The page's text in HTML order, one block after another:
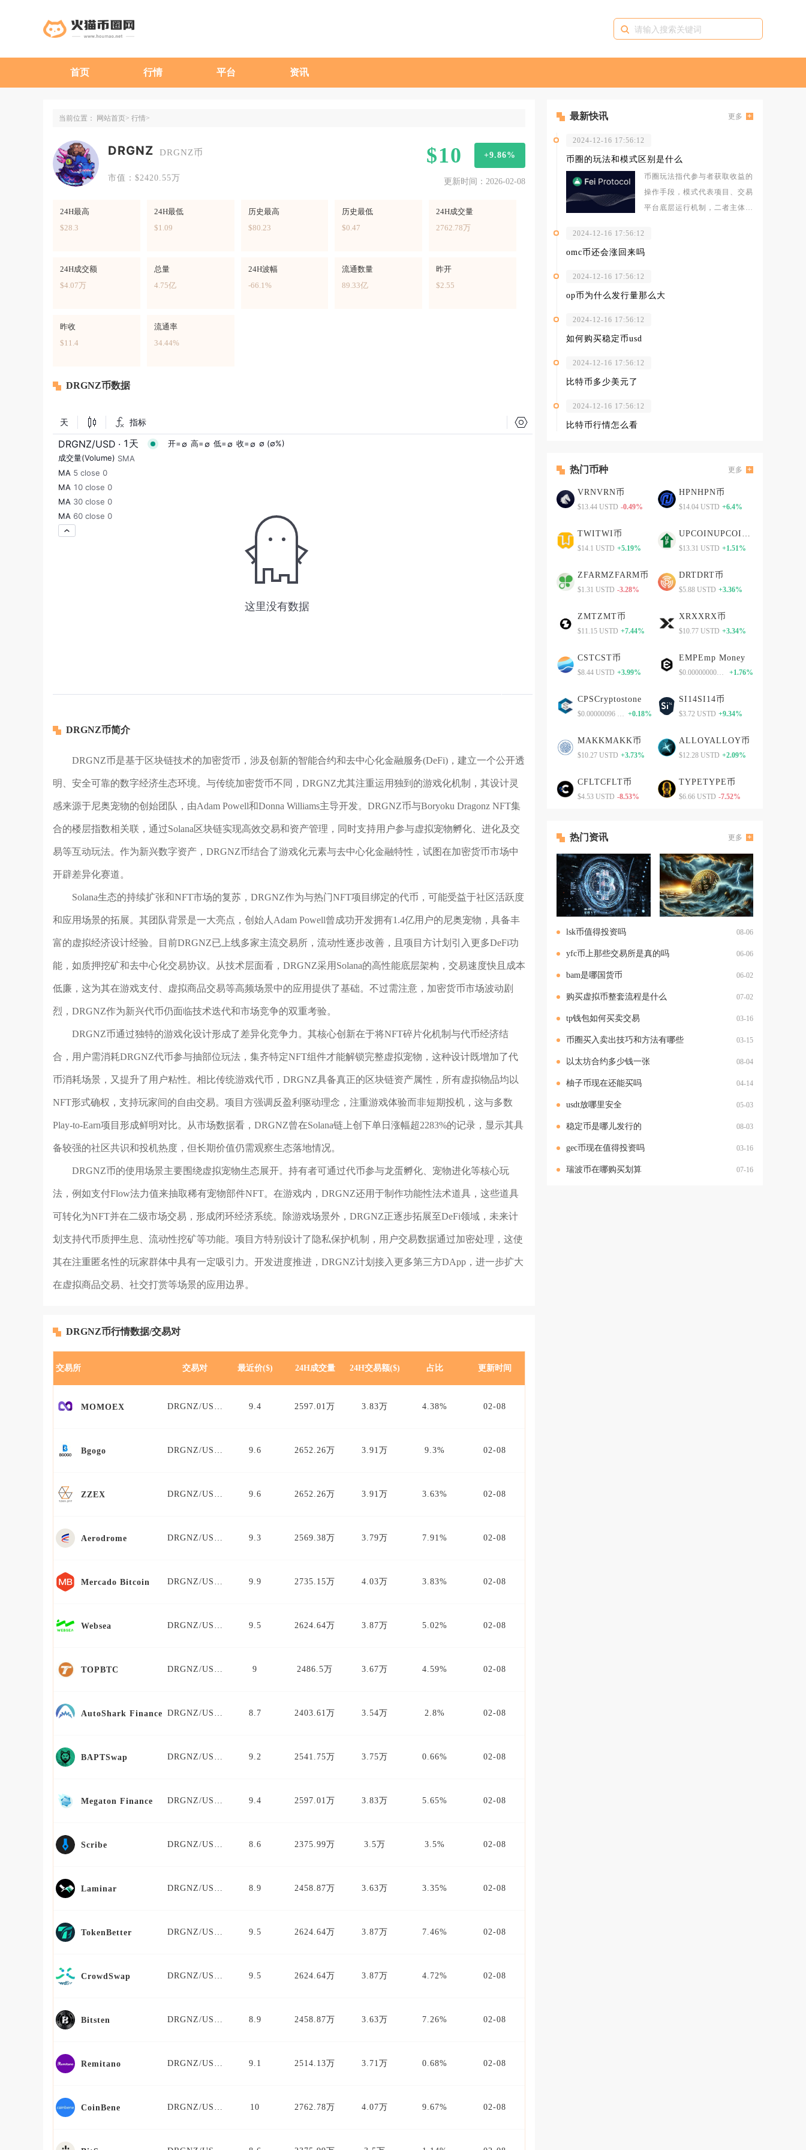
首页 行情 平台 资讯
当前位置： 网站首页 行情
DRGNZ DRGNZ币
市值：$2420.55万
$10 +9.86%
更新时间：2026-02-08
24H最高
$28.3
24H最低
$1.09
历史最高
$80.23
历史最低
$0.47
24H成交量
2762.78万
24H成交额
$4.07万
总量
4.75亿
24H波幅
-66.1%
流通数量
89.33亿
昨开
$2.55
昨收
$11.4
流通率
34.44%
DRGNZ币数据
DRGNZ币简介
DRGNZ币是基于区块链技术的加密货币，涉及创新的智能合约和去中心化金融服务(DeFi)，建立一个公开透
明、安全可靠的数字经济生态环境。与传统加密货币不同，DRGNZ尤其注重运用独到的游戏化机制，其设计灵
感来源于尼奥宠物的创始团队，由Adam Powell和Donna Williams主导开发。DRGNZ币与Boryoku Dragonz NFT集
合的楼层指数相关联，通过Solana区块链实现高效交易和资产管理，同时支持用户参与虚拟宠物孵化、进化及交
易等互动玩法。作为新兴数字资产，DRGNZ币结合了游戏化元素与去中心化金融特性，试图在加密货币市场中
开辟差异化赛道。
Solana生态的持续扩张和NFT市场的复苏，DRGNZ作为与热门NFT项目绑定的代币，可能受益于社区活跃度
和应用场景的拓展。其团队背景是一大亮点，创始人Adam Powell曾成功开发拥有1.4亿用户的尼奥宠物，具备丰
富的虚拟经济设计经验。目前DRGNZ已上线多家主流交易所，流动性逐步改善，且项目方计划引入更多DeFi功
能，如质押挖矿和去中心化交易协议。从技术层面看，DRGNZ采用Solana的高性能底层架构，交易速度快且成本
低廉，这为其在游戏支付、虚拟商品交易等高频场景中的应用提供了基础。不过需注意，加密货币市场波动剧
烈，DRGNZ作为新兴代币仍面临技术迭代和市场竞争的双重考验。
DRGNZ币通过独特的游戏化设计形成了差异化竞争力。其核心创新在于将NFT碎片化机制与代币经济结
合，用户需消耗DRGNZ代币参与抽部位玩法，集齐特定NFT组件才能解锁完整虚拟宠物，这种设计既增加了代
币消耗场景，又提升了用户粘性。相比传统游戏代币，DRGNZ具备真正的区块链资产属性，所有虚拟物品均以
NFT形式确权，支持玩家间的自由交易。项目方强调反盈利驱动理念，注重游戏体验而非短期投机，这与多数
Play-to-Earn项目形成鲜明对比。从市场数据看，DRGNZ曾在Solana链上创下单日涨幅超2283%的记录，显示其具
备较强的社区共识和投机热度，但长期价值仍需观察生态落地情况。
DRGNZ币的使用场景主要围绕虚拟宠物生态展开。持有者可通过代币参与龙蛋孵化、宠物进化等核心玩
法，例如支付Flow法力值来抽取稀有宠物部件NFT。在游戏内，DRGNZ还用于制作功能性法术道具，这些道具
可转化为NFT并在二级市场交易，形成闭环经济系统。除游戏场景外，DRGNZ正逐步拓展至DeFi领域，未来计
划支持代币质押生息、流动性挖矿等功能。项目方特别设计了隐私保护机制，用户交易数据通过加密处理，这使
其在注重匿名性的玩家群体中具有一定吸引力。开发进度推进，DRGNZ计划接入更多第三方DApp，进一步扩大
在虚拟商品交易、社交打赏等场景的应用边界。
DRGNZ币行情数据/交易对
交易所 交易对 最近价($) 24H成交量 24H交易额($) 占比 更新时间
MOMOEX DRGNZ/USDT 9.4 2597.01万 3.83万 4.38% 02-08
Bgogo DRGNZ/USDT 9.6 2652.26万 3.91万 9.3% 02-08
ZZEX DRGNZ/USDT 9.6 2652.26万 3.91万 3.63% 02-08
Aerodrome DRGNZ/USDT 9.3 2569.38万 3.79万 7.91% 02-08
Mercado Bitcoin DRGNZ/USDT 9.9 2735.15万 4.03万 3.83% 02-08
Websea DRGNZ/USDT 9.5 2624.64万 3.87万 5.02% 02-08
TOPBTC DRGNZ/USDT 9 2486.5万 3.67万 4.59% 02-08
AutoShark Finance DRGNZ/USDT 8.7 2403.61万 3.54万 2.8% 02-08
BAPTSwap DRGNZ/USDT 9.2 2541.75万 3.75万 0.66% 02-08
Megaton Finance DRGNZ/USDT 9.4 2597.01万 3.83万 5.65% 02-08
Scribe DRGNZ/USDT 8.6 2375.99万 3.5万 3.5% 02-08
Laminar DRGNZ/USDT 8.9 2458.87万 3.63万 3.35% 02-08
TokenBetter DRGNZ/USDT 9.5 2624.64万 3.87万 7.46% 02-08
CrowdSwap DRGNZ/USDT 9.5 2624.64万 3.87万 4.72% 02-08
Bitsten DRGNZ/USDT 8.9 2458.87万 3.63万 7.26% 02-08
Remitano DRGNZ/USDT 9.1 2514.13万 3.71万 0.68% 02-08
CoinBene DRGNZ/USDT 10 2762.78万 4.07万 9.67% 02-08
最新快讯 更多
2024-12-16 17:56:12
币圈的玩法和模式区别是什么
币圈玩法指代参与者获取收益的
操作手段，模式代表项目、交易
平台底层运行机制，二者主体、
2024-12-16 17:56:12
omc币还会涨回来吗
2024-12-16 17:56:12
op币为什么发行量那么大
2024-12-16 17:56:12
如何购买稳定币usd
2024-12-16 17:56:12
比特币多少美元了
2024-12-16 17:56:12
比特币行情怎么看
热门币种 更多
VRNVRN币
$13.44 USTD -0.49%
HPNHPN币
$14.04 USTD +6.4%
TWITWI币
$14.1 USTD +5.19%
UPCOINUPCOIN币
$13.31 USTD +1.51%
ZFARMZFARM币
$1.31 USTD -3.28%
DRTDRT币
$5.88 USTD +3.36%
ZMTZMT币
$11.15 USTD +7.44%
XRXXRX币
$10.77 USTD +3.34%
CSTCST币
$8.44 USTD +3.99%
EMPEmp Money
$0.00000000000 USTD +1.76%
CPSCryptostone
$0.00000096 USTD +0.18%
SI14SI14币
$3.72 USTD +9.34%
MAKKMAKK币
$10.27 USTD +3.73%
ALLOYALLOY币
$12.28 USTD +2.09%
CFLTCFLT币
$4.53 USTD -8.53%
TYPETYPE币
$6.66 USTD -7.52%
热门资讯 更多
lsk币值得投资吗 08-06
yfc币上那些交易所是真的吗 06-06
bam是哪国货币 06-02
购买虚拟币整套流程是什么 07-02
tp钱包如何买卖交易 03-16
币圈买入卖出技巧和方法有哪些 03-15
以太坊合约多少钱一张 08-04
柚子币现在还能买吗 04-14
usdt放哪里安全 05-03
稳定币是哪儿发行的 08-03
gec币现在值得投资吗 03-16
瑞波币在哪购买划算 07-16